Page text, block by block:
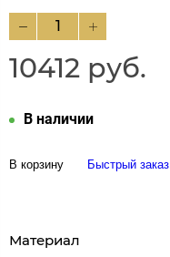
10412 руб.
В наличии
В корзину Быстрый заказ
Материал